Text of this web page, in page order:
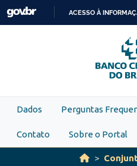
Skip to main content
O
ACESSO À
Dados Perguntas
Contato Sobre o Portal